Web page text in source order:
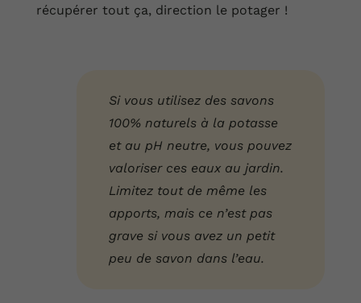
récupérer tout ça, direction le potager !
Si vous utilisez des savons
100% naturels à la potasse
et au pH neutre, vous pouvez
valoriser ces eaux au jardin.
Limitez tout de même les
apports, mais ce n’est pas
grave si vous avez un petit
peu de savon dans l’eau.